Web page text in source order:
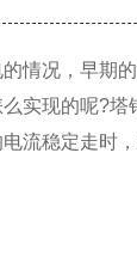
情况，早期
实现的呢?
流稳定走时